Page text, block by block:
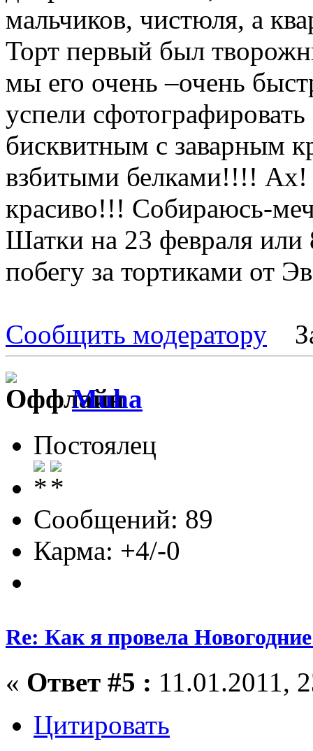
мальчиков, чистюля, а
Торт первый был
мы его очень –очень
успели
бисквитным с заварным
взбитыми белками!!!! Ах!
красиво!!! Собираюсь-
Шатки на 23 февраля или
побегу за тортиками
Сообщить модератору
Muha
Постоялец
Сообщений: 89
Карма: +4/-0
Re: Как я провела
« Ответ #5 : 11.01.2011,
Цитировать